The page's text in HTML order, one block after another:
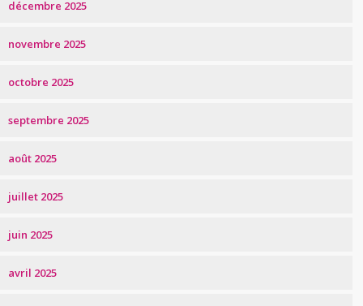
décembre 2025
novembre 2025
octobre 2025
septembre 2025
août 2025
juillet 2025
juin 2025
avril 2025